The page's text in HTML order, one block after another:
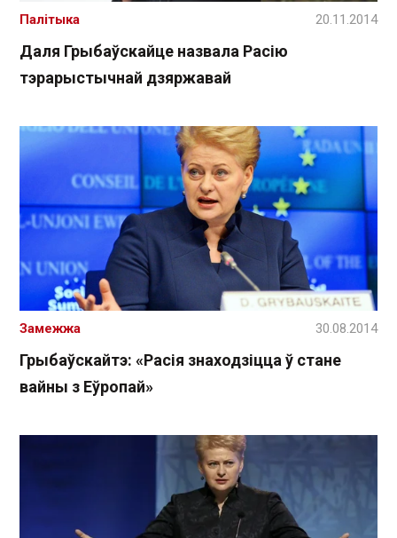
Даля Грыбаўскайце назвала Расію
тэрарыстычнай дзяржавай
Палітыка 20.11.2014
Грыбаўскайтэ: «Расія знаходзіцца ў стане
вайны з Еўропай»
Замежжа 30.08.2014